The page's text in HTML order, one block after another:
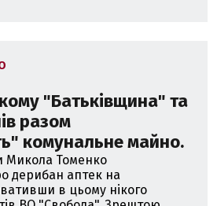
"Батьківщина" та
разом
комунальне майно.
Микола Томенко
дерибан аптек на
в цьому нікого